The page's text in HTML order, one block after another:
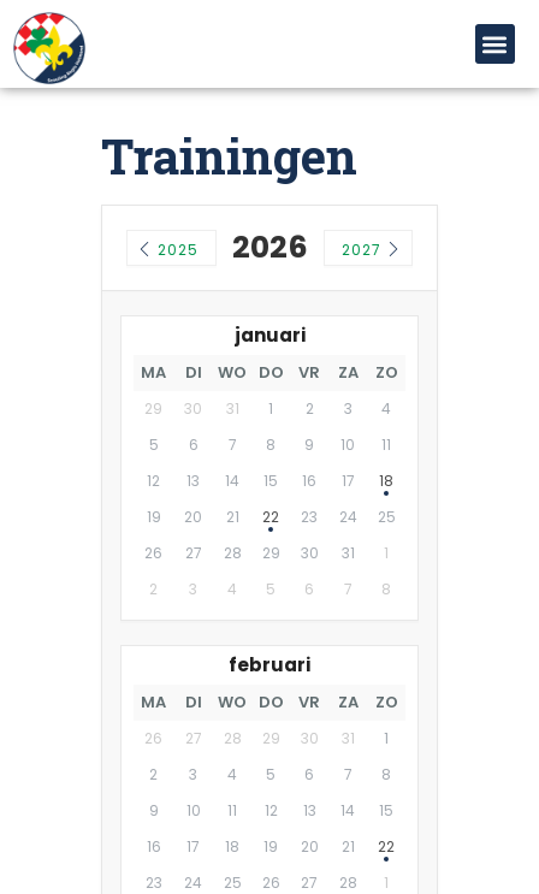
Trainingen
2025 2026 2027
januari
MA DI WO DO VR ZA ZO
29 30 31 1 2 3
4
5
6 7 8 9 10
11
12
13 14 15 16 17
18
19
20 21 22 23 24
25
26
27 28 29 30 31
1
2
3 4 5 6 7 8
februari
MA DI WO DO VR ZA ZO
26 27 28 29 30 31
1
2
3 4 5 6 7
8
9
10 11 12 13 14
15
16
17 18 19 20 21
22
23
24 25 26 27 28
1